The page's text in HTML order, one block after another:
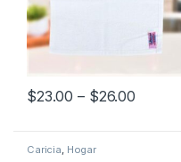
$23.00 – $26.00
Caricia Hogar